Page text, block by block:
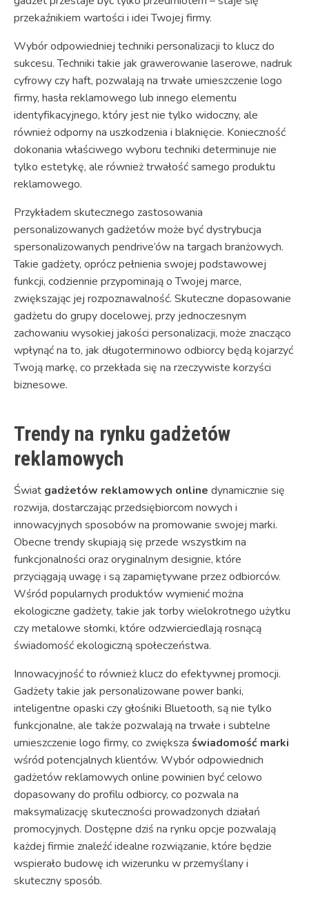
przekaźnikiem wartości i idei Twojej firmy.
Wybór odpowiedniej techniki personalizacji to klucz do
sukcesu. Techniki takie jak grawerowanie laserowe, nadruk
cyfrowy czy haft, pozwalają na trwałe umieszczenie logo
firmy, hasła reklamowego lub innego elementu
identyfikacyjnego, który jest nie tylko widoczny, ale
również odporny na uszkodzenia i blaknięcie. Konieczność
dokonania właściwego wyboru techniki determinuje nie
tylko estetykę, ale również trwałość samego produktu
reklamowego.
Przykładem skutecznego zastosowania
personalizowanych gadżetów może być dystrybucja
spersonalizowanych pendrive’ów na targach branżowych.
Takie gadżety, oprócz pełnienia swojej podstawowej
funkcji, codziennie przypominają o Twojej marce,
zwiększając jej rozpoznawalność. Skuteczne dopasowanie
gadżetu do grupy docelowej, przy jednoczesnym
zachowaniu wysokiej jakości personalizacji, może znacząco
wpłynąć na to, jak długoterminowo odbiorcy będą kojarzyć
Twoją markę, co przekłada się na rzeczywiste korzyści
biznesowe.
Trendy na rynku gadżetów
reklamowych
Świat gadżetów reklamowych online dynamicznie się
rozwija, dostarczając przedsiębiorcom nowych i
innowacyjnych sposobów na promowanie swojej marki.
Obecne trendy skupiają się przede wszystkim na
funkcjonalności oraz oryginalnym designie, które
przyciągają uwagę i są zapamiętywane przez odbiorców.
Wśród popularnych produktów wymienić można
ekologiczne gadżety, takie jak torby wielokrotnego użytku
czy metalowe słomki, które odzwierciedlają rosnącą
świadomość ekologiczną społeczeństwa.
Innowacyjność to również klucz do efektywnej promocji.
Gadżety takie jak personalizowane power banki,
inteligentne opaski czy głośniki Bluetooth, są nie tylko
funkcjonalne, ale także pozwalają na trwałe i subtelne
umieszczenie logo firmy, co zwiększa świadomość marki
wśród potencjalnych klientów. Wybór odpowiednich
gadżetów reklamowych online powinien być celowo
dopasowany do profilu odbiorcy, co pozwala na
maksymalizację skuteczności prowadzonych działań
promocyjnych. Dostępne dziś na rynku opcje pozwalają
każdej firmie znaleźć idealne rozwiązanie, które będzie
wspierało budowę ich wizerunku w przemyślany i
skuteczny sposób.